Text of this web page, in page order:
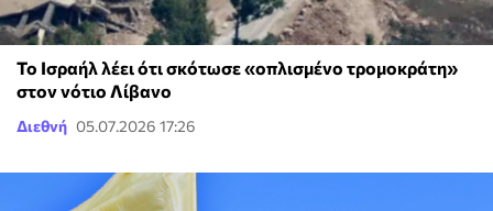
Το Ισραήλ λέει ότι σκότωσε «οπλισμένο τρομοκράτη»
στον νότιο Λίβανο
Διεθνή 05.07.2026 17:26